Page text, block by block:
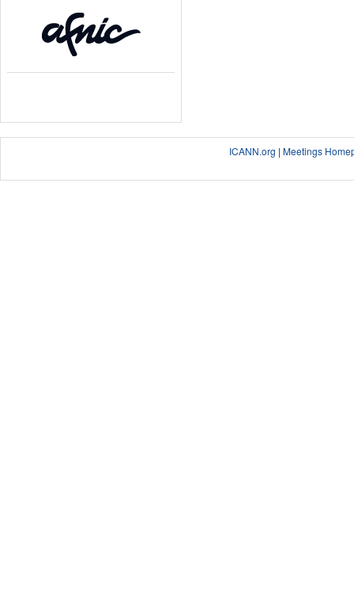
ICANN.org |Meetings